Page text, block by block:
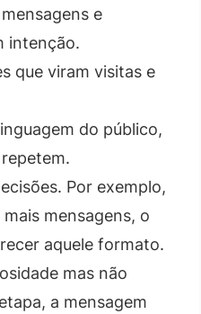
e
intenção.
que viram visitas e
do público,
Por exemplo,
mensagens, o
aquele formato.
mas não
a mensagem